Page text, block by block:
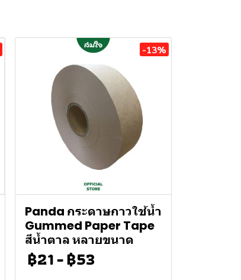
-13%
Panda กระดาษกาวใช้น้ำ
Gummed Paper Tape
สีน้ำตาล หลายขนาด
฿21-฿53